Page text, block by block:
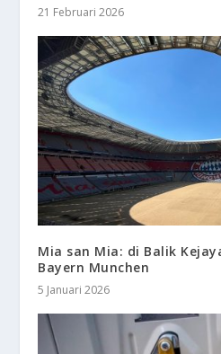
21 Februari 2026
Mia san Mia: di Balik
Bayern Munchen
5 Januari 2026